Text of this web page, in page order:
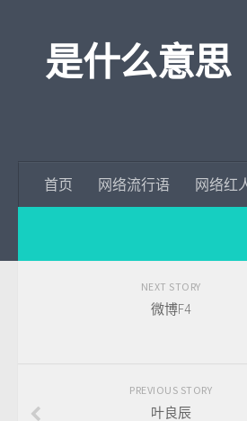
是什么意思
首页 网络流行语 网络红
NEXT STORY
微博F4
PREVIOUS STORY
叶良辰